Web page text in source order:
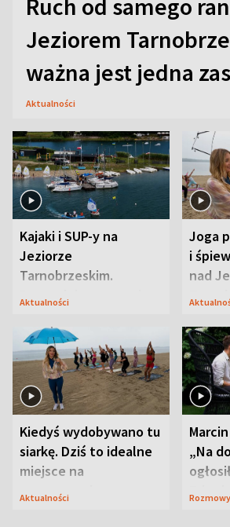
Ruch od samego
Jeziorem
ważna jest jedna
Aktualności
Kajaki i SUP-y na
Jeziorze
Tarnobrzeskim.
Przyrodnicy zwracają
Aktualności
Joga
i
nad
Kiedyś wydobywano tu
siarkę. Dziś to idealne
miejsce na
wypoczynek
Aktualności
„Na
Rozmowy